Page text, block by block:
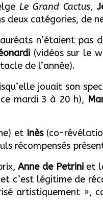
Le Grand Cactus,
deux catégories, de
n’étaient
(vidéos sur le
de l’année).
jouait son
mardi 3 à 20 h),
et Inès (co-
récompensés
Anne de Petriniet
c’est légitime de
artistiquement »,